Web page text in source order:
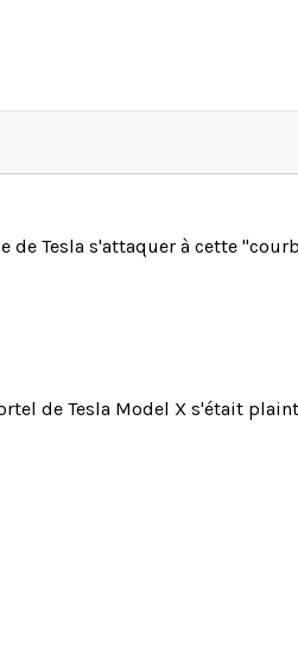
Tesla s'attaquer à cette
de Tesla Model X s'était